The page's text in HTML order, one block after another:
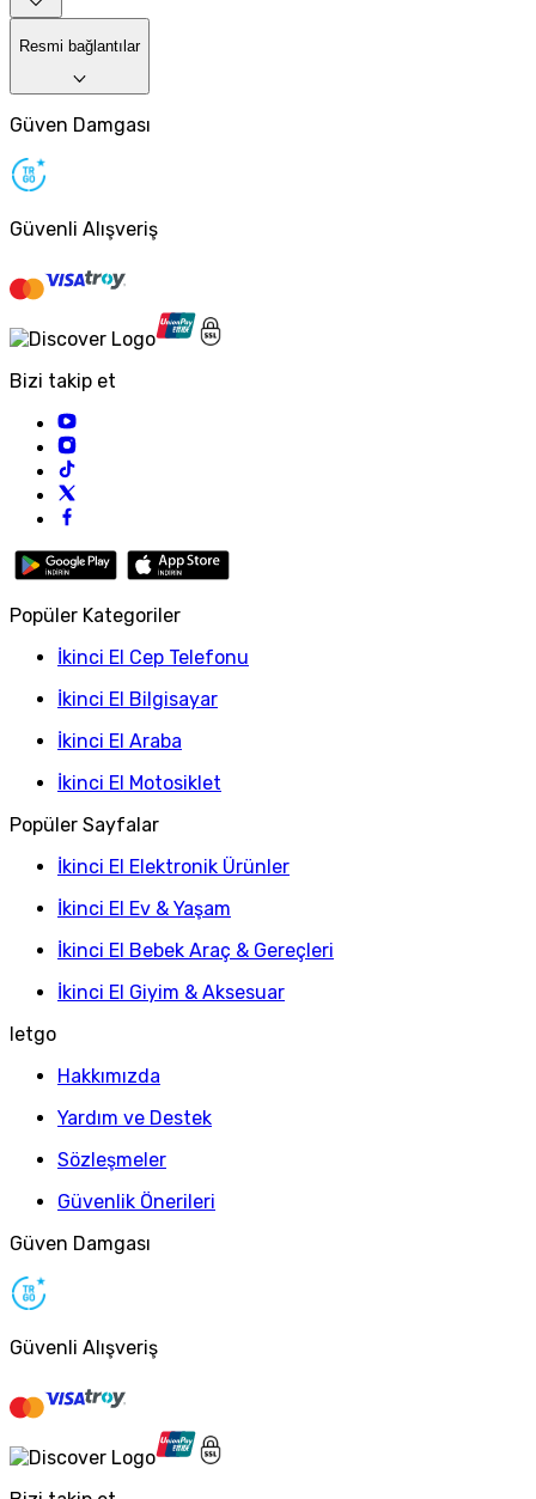
Resmi bağlantılar
Güven Damgası
Güvenli Alışveriş
Bizi takip et
Popüler Kategoriler
İkinci El Cep Telefonu
İkinci El Bilgisayar
İkinci El Araba
İkinci El Motosiklet
Popüler Sayfalar
İkinci El Elektronik Ürünler
İkinci El Ev & Yaşam
İkinci El Bebek Araç & Gereçleri
İkinci El Giyim & Aksesuar
letgo
Hakkımızda
Yardım ve Destek
Sözleşmeler
Güvenlik Önerileri
Güven Damgası
Güvenli Alışveriş